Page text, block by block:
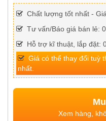
Chất lượng tốt nhất -
Tư vấn/Báo giá bán lẻ:
Hỗ trợ kĩ thuật, lắp đặt:
Giá có thể thay đổi tuỳ
nhất.
Xem hàng,